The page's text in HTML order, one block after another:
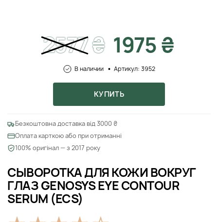
СЫВОРОТКА ДЛЯ КОЖИ ВОКРУГ
ГЛАЗ GENOSYS EYE CONTOUR
SERUM (ECS)
2577₴ 1975 ₴
В наличии Артикул: 3952
КУПИТЬ
Безкоштовна доставка від 3000 ₴
Оплата карткою або при отриманні
100% оригінал — з 2017 року